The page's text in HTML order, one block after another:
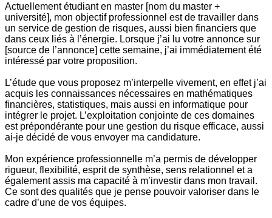
Actuellement étudiant en master [nom du master +
université], mon objectif professionnel est de travailler dans
un service de gestion de risques, aussi bien financiers que
dans ceux liés à l’énergie. Lorsque j’ai lu votre annonce sur
[source de l’annonce] cette semaine, j’ai immédiatement été
intéressé par votre proposition.
L’étude que vous proposez m’interpelle vivement, en effet j’ai
acquis les connaissances nécessaires en mathématiques
financières, statistiques, mais aussi en informatique pour
intégrer le projet. L’exploitation conjointe de ces domaines
est prépondérante pour une gestion du risque efficace, aussi
ai-je décidé de vous envoyer ma candidature.
Mon expérience professionnelle m’a permis de développer
rigueur, flexibilité, esprit de synthèse, sens relationnel et a
également assis ma capacité à m’investir dans mon travail.
Ce sont des qualités que je pense pouvoir valoriser dans le
cadre d’une de vos équipes.